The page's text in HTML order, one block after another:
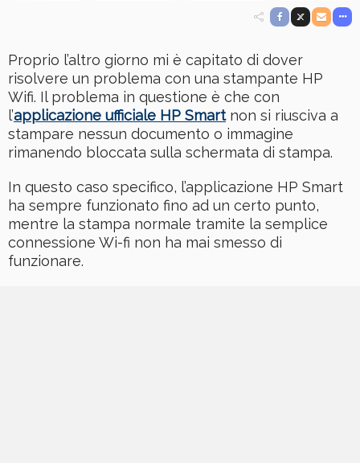
Proprio l’altro giorno mi è capitato di dover
risolvere un problema con una stampante HP
Wifi. Il problema in questione è che con
l’applicazione ufficiale HP Smartnon si riusciva a
stampare nessun documento o immagine
rimanendo bloccata sulla schermata di stampa.
In questo caso specifico, l’applicazione HP Smart
ha sempre funzionato fino ad un certo punto,
mentre la stampa normale tramite la semplice
connessione Wi-fi non ha mai smesso di
funzionare.